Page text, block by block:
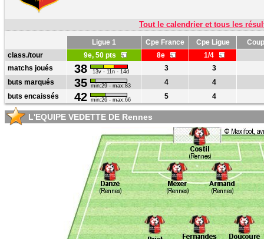
Tout le calendrier et tous les
Ligue 1 Cpe France Cpe Ligue
class./tour
9e, 50 pts 8e
1/4
matchs joués
38 13v - 11n - 14d 3
3
buts marqués
35 min:29 - max:83 4
4
buts encaissés
42 min:26 - max:66 5 4
L'EQUIPE VEDETTE DE Rennes